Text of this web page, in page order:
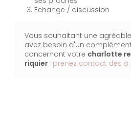
Echange / discussion
Vous souhaitant une
avez besoin d'un
concernant votre charlotte
riquier : prenez contact dès à